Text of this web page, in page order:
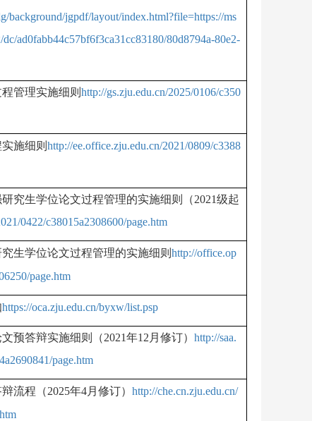
background/jgpdf/layout/index.html?file=https://ms
ad0fabb44c57bf6f3ca31cc83180/80d8794a-80e2-
管理实施细则 http://gs.zju.edu.cn/2025/0106/c350
施细则 http://ee.office.zju.edu.cn/2021/0809/c3388
究生学位论文过程管理的实施细则（2021级起
0422/c38015a2308600/page.htm
生学位论文过程管理的实施细则 http://office.op
page.htm
https://oca.zju.edu.cn/byxw/list.psp
预答辩实施细则（2021年12 月修订） http://saa.
page.htm
流程（2025年4月修订） http://che.cn.zju.edu.cn/